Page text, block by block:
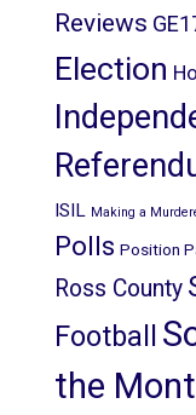
Reviews
Election
ISIL Making a
Polls Position
Ross County
Football
the